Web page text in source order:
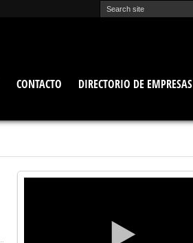
CONTACTO
DIRECTORIO DE EMPRESAS